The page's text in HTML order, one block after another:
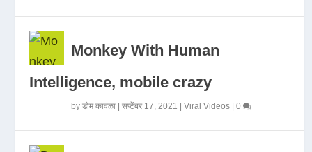
Monkey With Human
Intelligence, mobile crazy
byडोम कावळा |सप्टेंबर 17, 2021 |Viral Videos |0